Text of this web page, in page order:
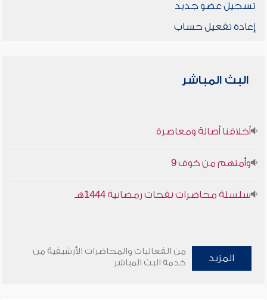
تسجيل عضو جديد
إعادة تفعيل حساب
البث المباشر
أخلاقنا أصالة ومعاصرة
وأمنهم من خوف 9
سلسلة محاضرات نفحات رمضانية 1444هـ
المزيد
من الفعاليات والمحاضرات الأرشيفية من
خدمة البث المباشر